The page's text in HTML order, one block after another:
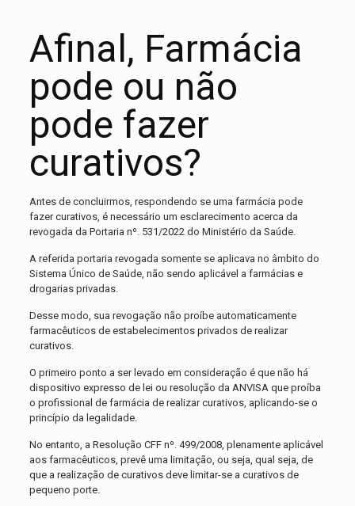
Afinal, Farmácia
pode ou não
pode fazer
curativos?
Antes de concluirmos, respondendo se uma farmácia pode
fazer curativos, é necessário um esclarecimento acerca da
revogada da Portaria nº. 531/2022 do Ministério da Saúde.
A referida portaria revogada somente se aplicava no âmbito do
Sistema Único de Saúde, não sendo aplicável a farmácias e
drogarias privadas.
Desse modo, sua revogação não proíbe automaticamente
farmacêuticos de estabelecimentos privados de realizar
curativos.
O primeiro ponto a ser levado em consideração é que não há
dispositivo expresso de lei ou resolução da ANVISA que proíba
o profissional de farmácia de realizar curativos, aplicando-se o
princípio da legalidade.
No entanto, a Resolução CFF nº. 499/2008, plenamente aplicável
aos farmacêuticos, prevê uma limitação, ou seja, qual seja, de
que a realização de curativos deve limitar-se a curativos de
pequeno porte.